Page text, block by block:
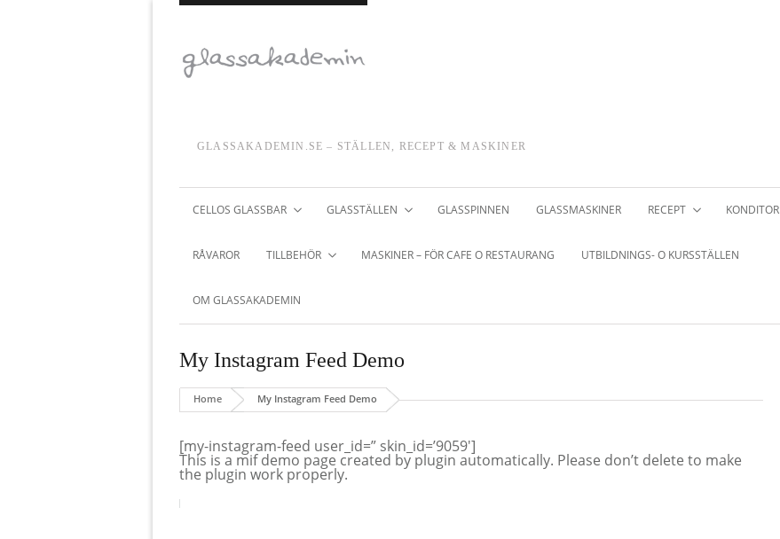
GLASSAKADEMIN.SE – STÄLLEN, RECEPT & MASKINER
CELLOS GLASSBAR GLASSTÄLLEN GLASSPINNEN GLASSMASKINER RECEPT KONDITOR
RÅVAROR TILLBEHÖR MASKINER – FÖR CAFE O RESTAURANG UTBILDNINGS- O KURSSTÄLLEN
OM GLASSAKADEMIN
My Instagram Feed Demo
Home My Instagram Feed Demo
[my-instagram-feed user_id=” skin_id=’9059′]
This is a mif demo page created by plugin automatically. Please don’t delete to make
the plugin work properly.